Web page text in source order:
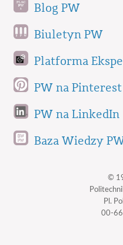
Blog PW
Biuletyn PW
Platforma
PW na Pinterest
PW na LinkedIn
Baza Wiedzy
©
Pl.
00-